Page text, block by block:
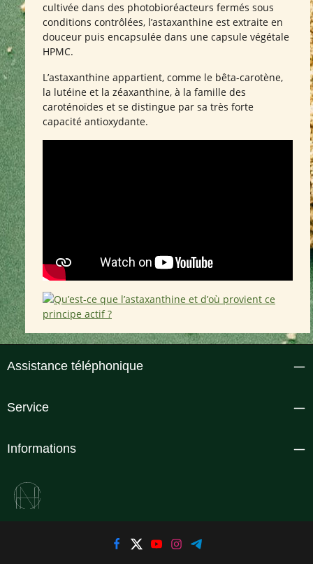
cultivée dans des photobioréacteurs fermés sous
conditions contrôlées, l’astaxanthine est extraite en
douceur puis encapsulée dans une capsule végétale
HPMC.
L’astaxanthine appartient, comme le bêta-carotène,
la lutéine et la zéaxanthine, à la famille des
caroténoïdes et se distingue par sa très forte
capacité antioxydante.
Assistance téléphonique
Service
Informations